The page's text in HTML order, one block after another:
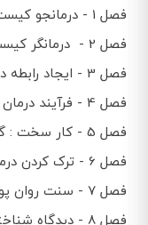
فصل 1 - درمانجو کیست
فصل 2 - درمانگر کیست
فصل 3 - ایجاد رابطه درمانی : با یکدیگر کار کردن
فصل 4 - فرآیند درمان : آغاز
فصل 5 - کار سخت : گزینه ها ، یادگیری و تغییر
فصل 6 - ترک کردن درمان
فصل 7 - سنت روان پویشی
فصل 8 - دیدگاه شناختی - رفتاری